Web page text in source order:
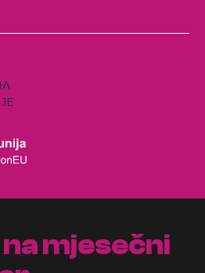
mjesečni